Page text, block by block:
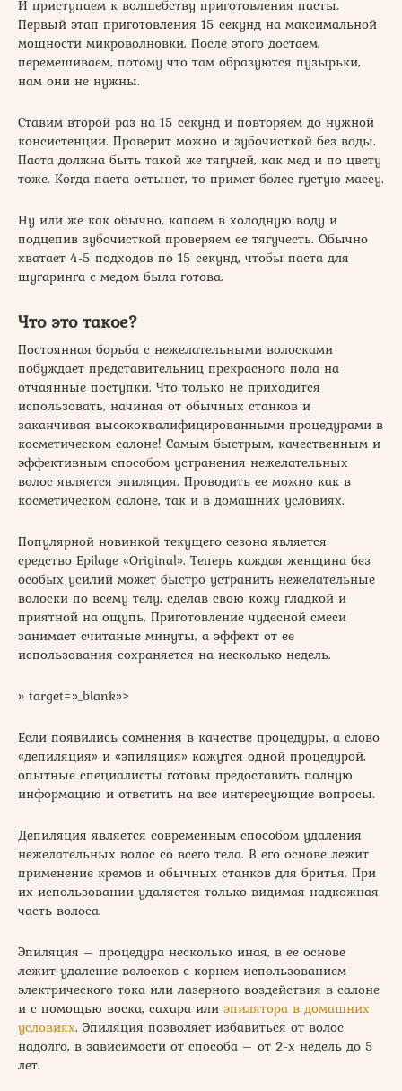
И приступаем к волшебству приготовления пасты.
Первый этап приготовления 15 секунд на максимальной
мощности микроволновки. После этого достаем,
перемешиваем, потому что там образуются пузырьки,
нам они не нужны.
Ставим второй раз на 15 секунд и повторяем до нужной
консистенции. Проверит можно и зубочисткой без воды.
Паста должна быть такой же тягучей, как мед и по цвету
тоже. Когда паста остынет, то примет более густую массу.
Ну или же как обычно, капаем в холодную воду и
подцепив зубочисткой проверяем ее тягучесть. Обычно
хватает 4-5 подходов по 15 секунд, чтобы паста для
шугаринга с медом была готова.
Что это такое?
Постоянная борьба с нежелательными волосками
побуждает представительниц прекрасного пола на
отчаянные поступки. Что только не приходится
использовать, начиная от обычных станков и
заканчивая высококвалифицированными процедурами в
косметическом салоне! Самым быстрым, качественным и
эффективным способом устранения нежелательных
волос является эпиляция. Проводить ее можно как в
косметическом салоне, так и в домашних условиях.
Популярной новинкой текущего сезона является
средство Epilage «Original». Теперь каждая женщина без
особых усилий может быстро устранить нежелательные
волоски по всему телу, сделав свою кожу гладкой и
приятной на ощупь. Приготовление чудесной смеси
занимает считаные минуты, а эффект от ее
использования сохраняется на несколько недель.
» target=»_blank»>
Если появились сомнения в качестве процедуры, а слово
«депиляция» и «эпиляция» кажутся одной процедурой,
опытные специалисты готовы предоставить полную
информацию и ответить на все интересующие вопросы.
Депиляция является современным способом удаления
нежелательных волос со всего тела. В его основе лежит
применение кремов и обычных станков для бритья. При
их использовании удаляется только видимая надкожная
часть волоса.
Эпиляция – процедура несколько иная, в ее основе
лежит удаление волосков с корнем использованием
электрического тока или лазерного воздействия в салоне
и с помощью воска, сахара или эпилятора в домашних
условиях. Эпиляция позволяет избавиться от волос
надолго, в зависимости от способа – от 2-х недель до 5
лет.